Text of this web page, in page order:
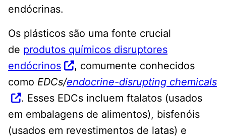
endócrinas.
Os plásticos são uma fonte crucial
de produtos químicos disruptores
endócrinos
, comumente conhecidos
como EDCs/endocrine-disrupting chemicals
. Esses EDCs incluem ftalatos (usados ​​
em embalagens de alimentos), bisfenóis
(usados ​​em revestimentos de latas) e